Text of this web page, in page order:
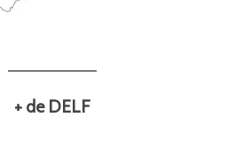
+ de DELF